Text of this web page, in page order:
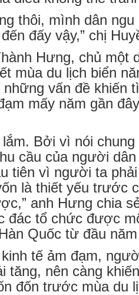
thôi, mình dân
đấy vậy,” chị
Hưng, chủ một
mùa du lịch biển
vấn đề khiến
mấy năm gần
Bởi vì nói
cầu của người
tiên vì người ta
là thiết yếu trước
anh Hưng chia
đác tổ chức được
Quốc từ đầu
tế ảm đạm,
tăng, nên càng
đốn trước mùa du